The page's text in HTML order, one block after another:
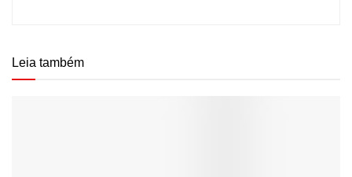
Leia também